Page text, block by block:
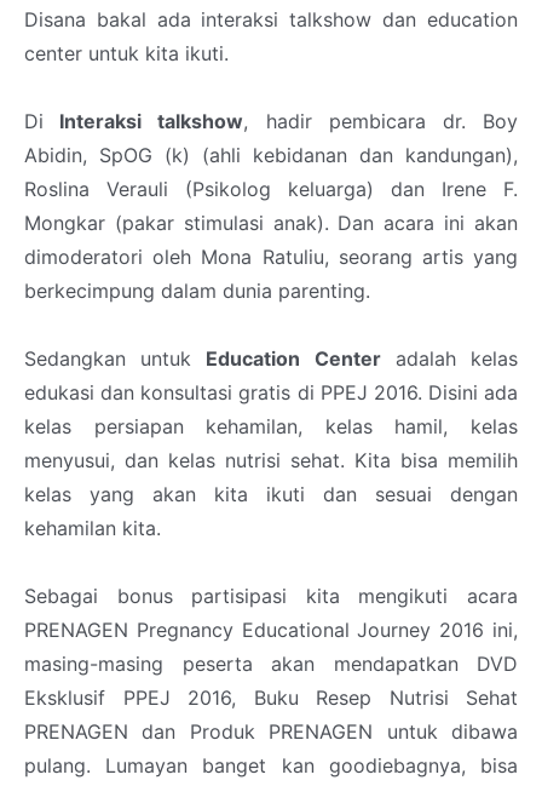
Disana bakal ada interaksi talkshow dan education
center untuk kita ikuti.
Di Interaksi talkshow, hadir pembicara dr. Boy
Abidin, SpOG (k) (ahli kebidanan dan kandungan),
Roslina Verauli (Psikolog keluarga) dan Irene F.
Mongkar (pakar stimulasi anak). Dan acara ini akan
dimoderatori oleh Mona Ratuliu, seorang artis yang
berkecimpung dalam dunia parenting.
Sedangkan untuk Education Centeradalah kelas
edukasi dan konsultasi gratis di PPEJ 2016. Disini ada
kelas persiapan kehamilan, kelas hamil, kelas
menyusui, dan kelas nutrisi sehat. Kita bisa memilih
kelas yang akan kita ikuti dan sesuai dengan
kehamilan kita.
Sebagai bonus partisipasi kita mengikuti acara
PRENAGEN Pregnancy Educational Journey 2016 ini,
masing-masing peserta akan mendapatkan DVD
Eksklusif PPEJ 2016, Buku Resep Nutrisi Sehat
PRENAGEN dan Produk PRENAGEN untuk dibawa
pulang. Lumayan banget kan goodiebagnya, bisa